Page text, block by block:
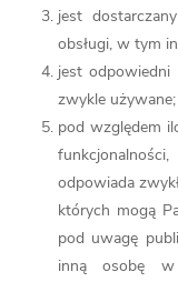
jest
obsługi, w tym
jest
zwykle używane;
pod względem
odpowiada
których mogą
pod uwagę
inną osobę